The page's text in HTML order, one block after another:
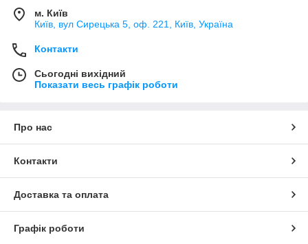
м. Київ
Київ, вул Сирецька 5, оф. 221, Київ, Україна
Контакти
Сьогодні вихідний
Показати весь графік роботи
Про нас
Контакти
Доставка та оплата
Графік роботи